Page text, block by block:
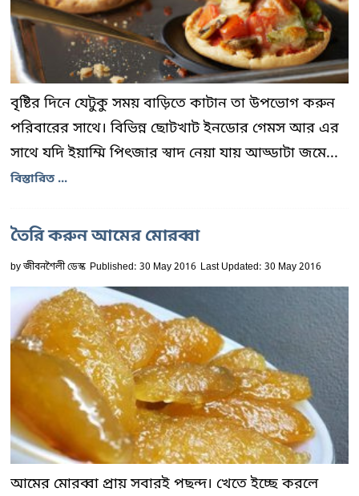
বৃষ্টির দিনে যেটুকু সময় বাড়িতে কাটান তা উপভোগ করুন
পরিবারের সাথে। বিভিন্ন ছোটখাট ইনডোর গেমস আর এর
সাথে যদি ইয়াম্মি পিৎজার স্বাদ নেয়া যায় আড্ডাটা জমে...
বিস্তারিত ...
তৈরি করুন আমের মোরব্বা
byজীবনশৈলী ডেস্ক Published: 30 May 2016 Last Updated: 30 May 2016
আমের মোরব্বা প্রায় সবারই পছন্দ। খেতে ইচ্ছে করলে